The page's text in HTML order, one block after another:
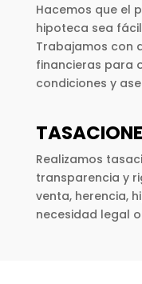
Hacemos que el
hipoteca sea
Trabajamos con
financieras para
condiciones y
Realizamos
transparencia y
venta, herencia,
necesidad legal